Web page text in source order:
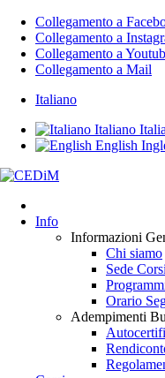
Collegamento a
Collegamento a
Collegamento a
Collegamento a Mail
Italiano
Italiano
English
Info
Informazioni
Chi siamo
Sede Corsi
Orario
Adempimenti